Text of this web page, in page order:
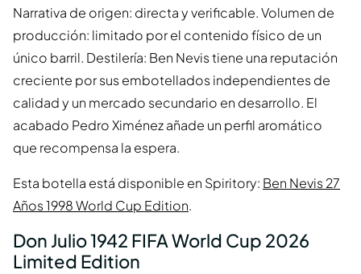
Narrativa de origen: directa y verificable. Volumen de
producción: limitado por el contenido físico de un
único barril. Destilería: Ben Nevis tiene una reputación
creciente por sus embotellados independientes de
calidad y un mercado secundario en desarrollo. El
acabado Pedro Ximénez añade un perfil aromático
que recompensa la espera.
Esta botella está disponible en Spiritory: Ben Nevis 27
Años 1998 World Cup Edition.
Don Julio 1942 FIFA World Cup 2026
Limited Edition